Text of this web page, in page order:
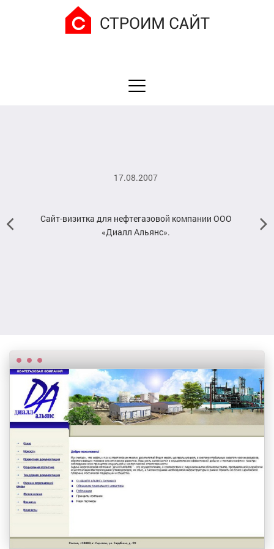
17.08.2007
Сайт-визитка для нефтегазовой компании ООО
«Диалл Альянс».